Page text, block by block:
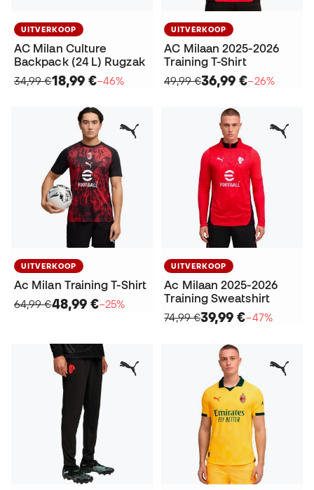
UITVERKOOP
AC Milan Culture
Backpack (24 L) Rugzak
34,99 €18,99 €−46%
UITVERKOOP
AC Milaan 2025-2026
Training T-Shirt
49,99 €36,99 €−26%
UITVERKOOP
Ac Milan Training T-Shirt
64,99 €48,99 €−25%
UITVERKOOP
Ac Milaan 2025-2026
Training Sweatshirt
74,99 €39,99 €−47%